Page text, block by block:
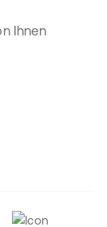
Ihnen